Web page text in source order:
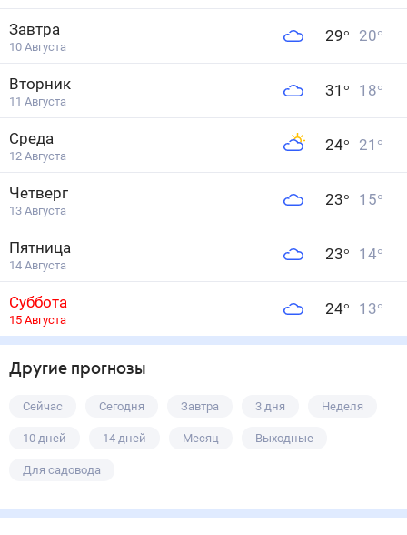
Завтра
10 Августа
29° 20°
Вторник
11 Августа
31 ° 18°
Среда
12 Августа
24° 21 °
Четверг
13 Августа
23° 15°
Пятница
14 Августа
23° 14°
Суббота
15 Августа
24° 13°
Другие прогнозы
Сейчас Сегодня Завтра 3 дня Неделя
10 дней 14 дней Месяц Выходные
Для садовода